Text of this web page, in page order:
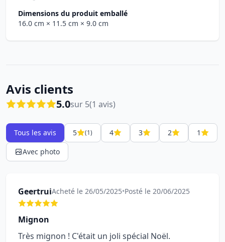
Dimensions du produit emballé
16.0 cm × 11.5 cm × 9.0 cm
Avis clients
5.0sur 5(1 avis)
Tous les avis 5 (1) 4 3 2
1
Avec photo
GeertruiAcheté le 26/05/2025•Posté le 20/06/2025
Mignon
Très mignon ! C'était un joli spécial Noël.